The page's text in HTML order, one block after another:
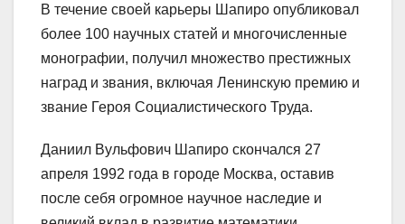
В течение своей карьеры Шапиро опубликовал
более 100 научных статей и многочисленные
монографии, получил множество престижных
наград и звания, включая Ленинскую премию и
звание Героя Социалистического Труда.
Даниил Вульфович Шапиро скончался 27
апреля 1992 года в городе Москва, оставив
после себя огромное научное наследие и